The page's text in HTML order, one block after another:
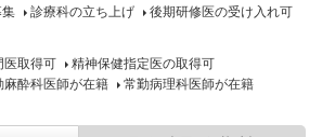
診療科の立ち上げ
後期研修医の受け入れ可
医取得可
精神保健指定医の取得可
麻酔科医師が在籍 常勤病理科医師が在籍